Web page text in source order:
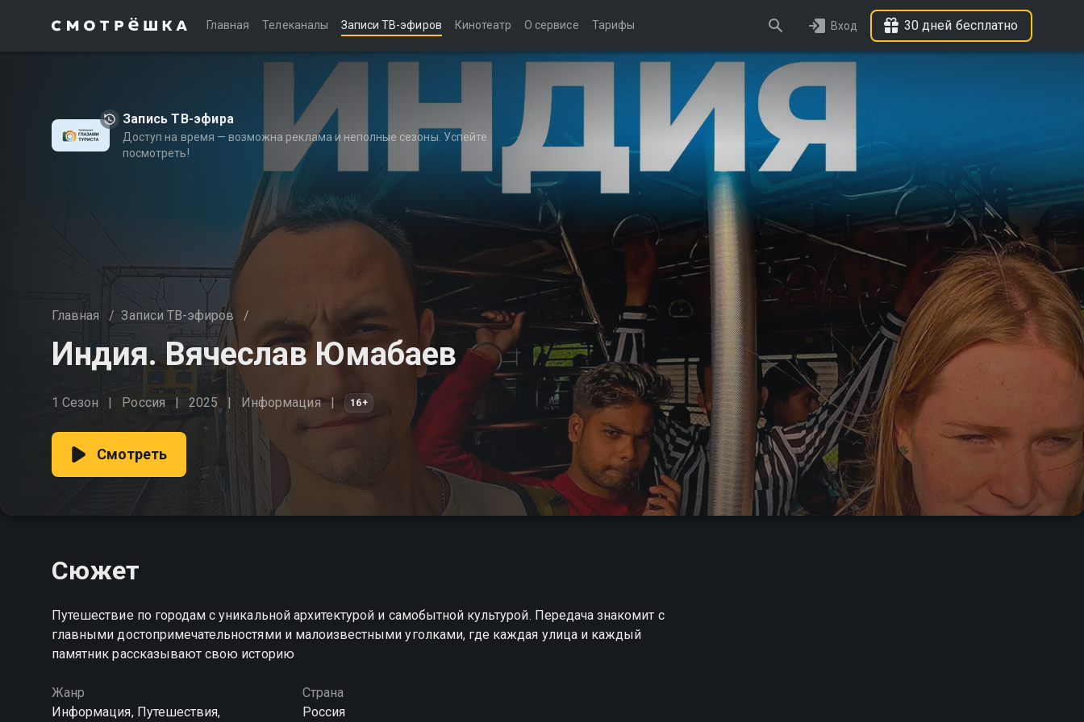
Главная Телеканалы Записи ТВ-эфиров Кинотеатр О сервисе Тарифы Вход 30 дней бесплатно
Запись ТВ-эфира
Доступ на время — возможна реклама и неполные сезоны. Успейте
посмотреть!
Главная / Записи ТВ-эфиров /
Индия. Вячеслав Юмабаев
1 Сезон Россия 2025 Информация 16+
Смотреть
Сюжет
Путешествие по городам с уникальной архитектурой и самобытной культурой. Передача знакомит с
главными достопримечательностями и малоизвестными уголками, где каждая улица и каждый
памятник рассказывают свою историю
Жанр
Информация, Путешествия,
Страна
Россия